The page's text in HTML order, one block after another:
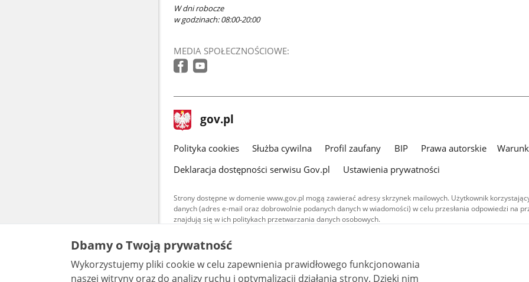
W dni robocze
w godzinach: 08:00-20:00
MEDIA SPOŁECZNOŚCIOWE:
stopka
gov.pl Strona
gov.pl
gov.pl
Polityka cookies Służba cywilna Profil zaufany BIP Prawa autorskie
Deklaracja dostępności serwisu Gov.pl
Ustawienia prywatności
Strony dostępne w domenie www.gov.pl mogą zawierać adresy skrzynek mailowych. Użytkownik
danych (adres e-mail oraz dobrowolnie podanych danych w wiadomości) w celu przesłania odpowiedzi na
znajdują się w ich politykach przetwarzania danych osobowych.
Treści tekstowe publikowane w serwisie (z wyłączeniem treści audiowizualnych), są
udostępniane na licencji typu Creative Commons: uznanie autorstwa - na tych samych
warunkach 4.0 (CC BY-SA 4.0). Materiały audiowizualne, w tym zdjęcia, materiały audio i
są udostępniane na licencji typu Creative Commons: uznanie autorstwa użycie niekomercyjne
bez utworów zależnych 4.0 (CC BY-NC-ND 4.0), o ile nie jest to stwierdzone inaczej.
Dbamy o Twoją prywatność
Wykorzystujemy pliki cookie w celu zapewnienia prawidłowego funkcjonowania
naszej witryny oraz do analizy ruchu i optymalizacji działania strony. Dzięki nim